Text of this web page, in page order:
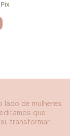
Pix
lado de mulheres
que
transformar